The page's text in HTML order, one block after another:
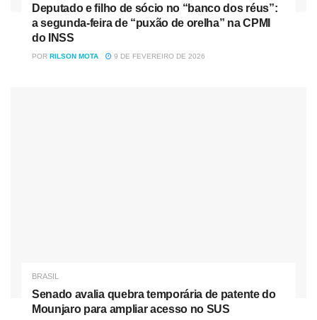
Deputado e filho de sócio no “banco dos réus”:
a segunda-feira de “puxão de orelha” na CPMI
do INSS
POR RILSON MOTA 9 DE FEVEREIRO DE 2026
BRASIL
Senado avalia quebra temporária de patente do
Mounjaro para ampliar acesso no SUS